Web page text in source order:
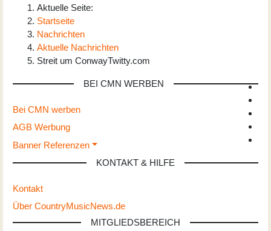
Aktuelle Seite:
Startseite
Nachrichten
Aktuelle Nachrichten
Streit um ConwayTwitty.com
BEI CMN WERBEN
Bei CMN werben
AGB Werbung
Banner Referenzen
KONTAKT & HILFE
Kontakt
Über CountryMusicNews.de
MITGLIEDSBEREICH